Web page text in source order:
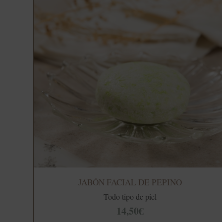
JABÓN FACIAL DE PEPINO
Todo tipo de piel
14,50€